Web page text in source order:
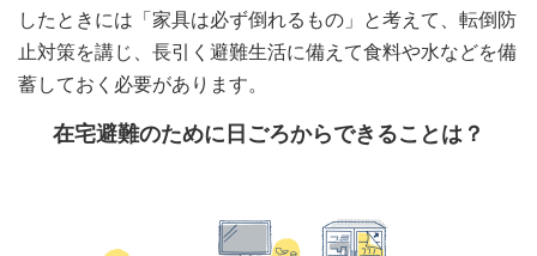
したときには「家具は必ず倒れるもの」と考えて、転倒防
止対策を講じ、長引く避難生活に備えて食料や水などを備
蓄しておく必要があります。
在宅避難のために日ごろからできることは？